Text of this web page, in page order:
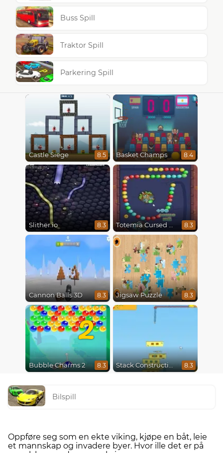
Buss Spill
Traktor Spill
Parkering Spill
Castle Siege 8.5 Basket Champs 8.4
Slither.io 8.3 Totemia Cursed Marbles 8.3
Cannon Balls 3D 8.3 Jigsaw Puzzle 8.3
2
Bubble Charms 2 8.3 Stack Construction 8.3
Bilspill
Oppføre seg som en ekte viking, kjøpe en båt, leie
et mannskap og invadere byer. Hvor ille det er på